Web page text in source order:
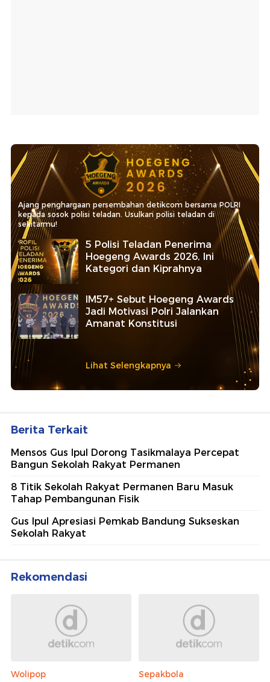
Ajang penghargaan persembahan detikcom bersama POLRI
kepada sosok polisi teladan. Usulkan polisi teladan di
sekitarmu!
5 Polisi Teladan Penerima
Hoegeng Awards 2026, Ini
Kategori dan Kiprahnya
IM57+ Sebut Hoegeng Awards
Jadi Motivasi Polri Jalankan
Amanat Konstitusi
Lihat Selengkapnya
Berita Terkait
Mensos Gus Ipul Dorong Tasikmalaya Percepat
Bangun Sekolah Rakyat Permanen
8 Titik Sekolah Rakyat Permanen Baru Masuk
Tahap Pembangunan Fisik
Gus Ipul Apresiasi Pemkab Bandung Sukseskan
Sekolah Rakyat
Rekomendasi
Wolipop
Sepakbola